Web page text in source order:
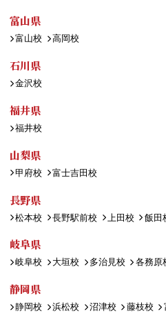
富山県
富山校 高岡校
石川県
金沢校
福井県
福井校
山梨県
甲府校 富士吉田校
長野県
松本校 長野駅前校 上田校 飯田
岐阜県
岐阜校 大垣校 多治見校 各務原
静岡県
静岡校 浜松校 沼津校 藤枝校